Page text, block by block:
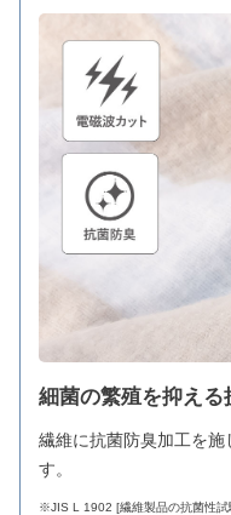
細菌の繁殖を抑える
繊維に抗菌防臭加工を施
す。
※JIS L 1902 [繊維製品の抗菌性試